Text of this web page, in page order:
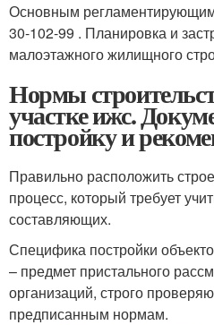
Основным
30-102-99 . Планировка и
малоэтажного жилищного
Нормы
участке ижс.
постройку и
Правильно расположить
процесс, который требует
составляющих.
Специфика постройки
– предмет пристального
организаций, строго
предписанным нормам.